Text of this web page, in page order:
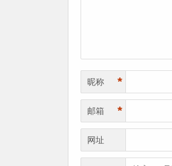
昵称 *
邮箱 *
网址